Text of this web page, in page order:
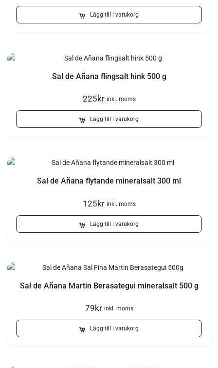
Lägg till i varukorg
Sal de Añana flingsalt hink 500 g
225kr inkl. moms
Lägg till i varukorg
Sal de Añana flytande mineralsalt 300 ml
125kr inkl. moms
Lägg till i varukorg
Sal de Añana Martin Berasategui mineralsalt 500 g
79kr inkl. moms
Lägg till i varukorg